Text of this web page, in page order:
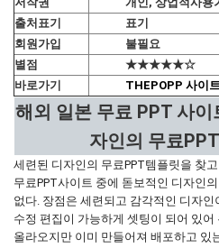
출처표기
표기
회원가입
불필요
별점
★★★★★☆
바로가기
THEPOPP 사이
해외 일본 무료 PPT 사
자인의 무료
세련된 디자인의 무료PPT템플릿을 찾
무료PPT사이트 중에 돋보적인 디자인
없다. 장점은 세련되고 감각적인 디자
수정 편집이 가능하게 셋팅이 되어 있
올라오지만 이미 만들어져 배포하고 있